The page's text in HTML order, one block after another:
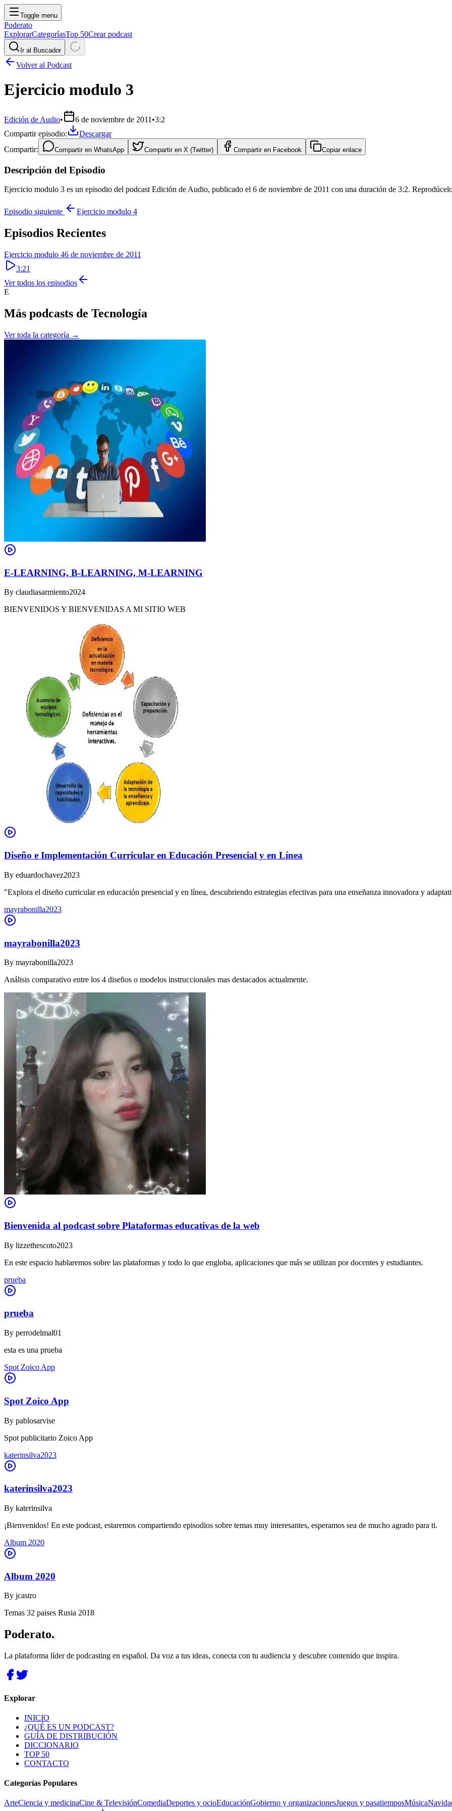
Toggle menu
Poderato
ExplorarCategoríasTop 50Crear podcast
Ir al Buscador
Volver al Podcast
Ejercicio modulo 3
Edición de Audio• 6 de noviembre de 2011 •3:2
Compartir episodio:
Descargar
Compartir:
Compartir en WhatsApp Compartir en X (Twitter) Compartir en Facebook Copiar enlace
Descripción del Episodio
Ejercicio modulo 3 es un episodio del podcast Edición de Audio, publicado el 6 de noviembre de 2011 con una duración de 3:2.
Episodio siguiente Ejercicio modulo 4
Episodios Recientes
Ejercicio modulo 46 de noviembre de 2011
3:21
Ver todos los episodios
E
Más podcasts de Tecnología
Ver toda la categoría →
E-LEARNING, B-LEARNING, M-LEARNING
By claudiasarmiento2024
BIENVENIDOS Y BIENVENIDAS A MI SITIO WEB
Diseño e Implementación Curricular en Educación Presencial y en Línea
By eduardochavez2023
"Explora el diseño curricular en educación presencial y en línea, descubriendo estrategias efectivas para una enseñanza innovadora y
mayrabonilla2023
mayrabonilla2023
By mayrabonilla2023
Análisis comparativo entre los 4 diseños o modelos instruccionales mas destacados actualmente.
Bienvenida al podcast sobre Plataformas educativas de la web
By lizzethescoto2023
En este espacio hablaremos sobre las plataformas y todo lo que engloba, aplicaciones que más se utilizan por docentes y estudiantes.
prueba
prueba
By perrodelmal01
esta es una prueba
Spot Zoico App
Spot Zoico App
By pablosarvise
Spot publicitario Zoico App
katerinsilva2023
katerinsilva2023
By katerinsilva
¡Bienvenidos! En este podcast, estaremos compartiendo episodios sobre temas muy interesantes, esperamos sea de mucho agrado para ti.
Album 2020
Album 2020
By jcastro
Temas 32 paises Rusia 2018
Poderato.
La plataforma líder de podcasting en español. Da voz a tus ideas, conecta con tu audiencia y descubre contenido que inspira.
Explorar
INICIO
¿QUÉ ES UN PODCAST?
GUÍA DE DISTRIBUCIÓN
DICCIONARIO
TOP 50
CONTACTO
Categorías Populares
ArteCiencia y medicinaCine & TelevisiónComediaDeportes y ocioEducaciónGobierno y organizacionesJuegos y pasatiemposMúsica